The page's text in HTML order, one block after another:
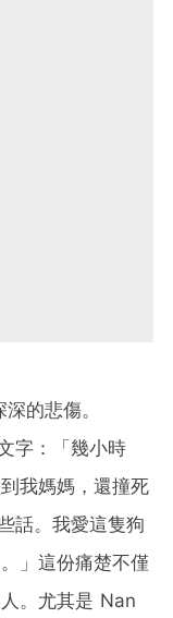
的悲傷。
字：「幾小時
我媽媽，還撞死
話。我愛這隻狗
」這份痛楚不僅
。尤其是 Nan